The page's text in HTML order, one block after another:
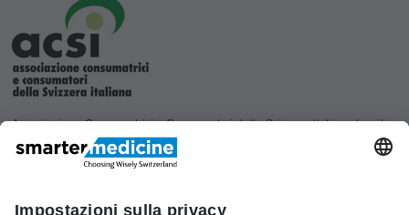
Associazione Consumatrici e Consumatori della Svizzera Italiana (acsi)
www.acsi.ch